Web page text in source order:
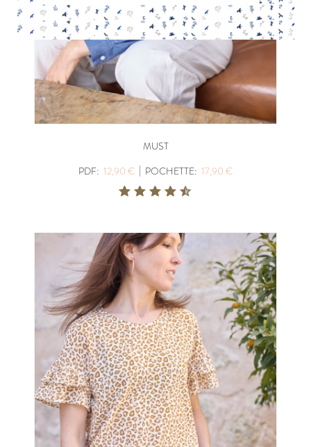
MUST
PDF: 12,90 € | POCHETTE: 17,90 €